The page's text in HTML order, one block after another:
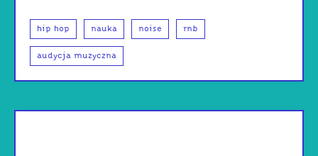
hip hop nauka noise rnb
audycja muzyczna